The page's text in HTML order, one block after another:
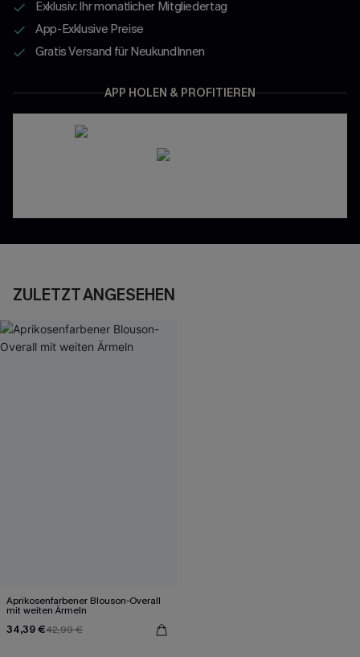
Exklusiv: Ihr monatlicher Mitgliedertag
App-Exklusive Preise
Gratis Versand für NeukundInnen
APP HOLEN & PROFITIEREN
ZULETZT ANGESEHEN
Aprikosenfarbener Blouson-Overall
mit weiten Ärmeln
34,39 €42,99 €